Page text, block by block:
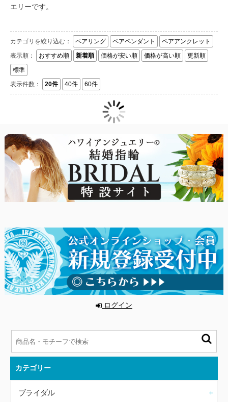
エリーです。
カテゴリを絞り込む： ペアリング ペアペンダント
ペアアンクレット
表示順：
おすすめ順 新着順 価格が安い順 価格が高い順
更新順
標準
表示件数：
20件 40件 60件
ログイン
カテゴリー
ブライダル